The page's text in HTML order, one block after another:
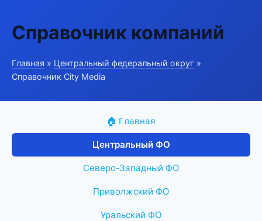
Справочник компаний
Главная » Центральный федеральный округ »
Справочник City Media
🏠 Главная
Центральный ФО
Северо-Западный ФО
Приволжский ФО
Уральский ФО